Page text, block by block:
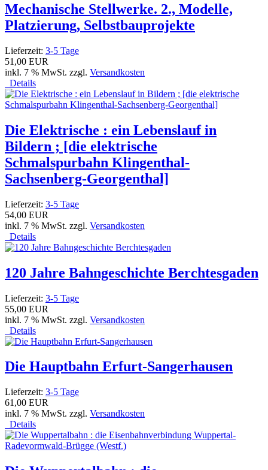
Mechanische Stellwerke. 2., Modelle,
Platzierung, Selbstbauprojekte
Lieferzeit: 3-5 Tage
51,00 EUR
inkl. 7 % MwSt. zzgl. Versandkosten
Details
Die Elektrische : ein Lebenslauf in
Bildern ; [die elektrische
Schmalspurbahn Klingenthal-
Sachsenberg-Georgenthal]
Lieferzeit: 3-5 Tage
54,00 EUR
inkl. 7 % MwSt. zzgl. Versandkosten
Details
120 Jahre Bahngeschichte Berchtesgaden
Lieferzeit: 3-5 Tage
55,00 EUR
inkl. 7 % MwSt. zzgl. Versandkosten
Details
Die Hauptbahn Erfurt-Sangerhausen
Lieferzeit: 3-5 Tage
61,00 EUR
inkl. 7 % MwSt. zzgl. Versandkosten
Details